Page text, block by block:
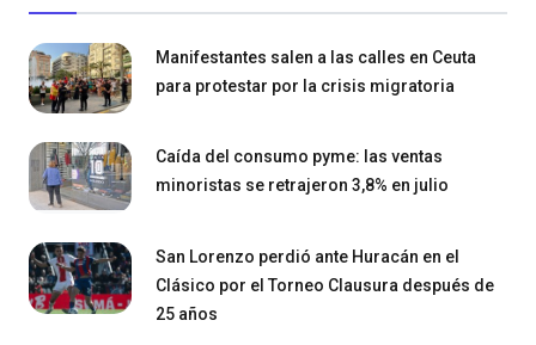
Manifestantes salen a las calles en Ceuta
para protestar por la crisis migratoria
Caída del consumo pyme: las ventas
minoristas se retrajeron 3,8% en julio
San Lorenzo perdió ante Huracán en el
Clásico por el Torneo Clausura después de
25 años